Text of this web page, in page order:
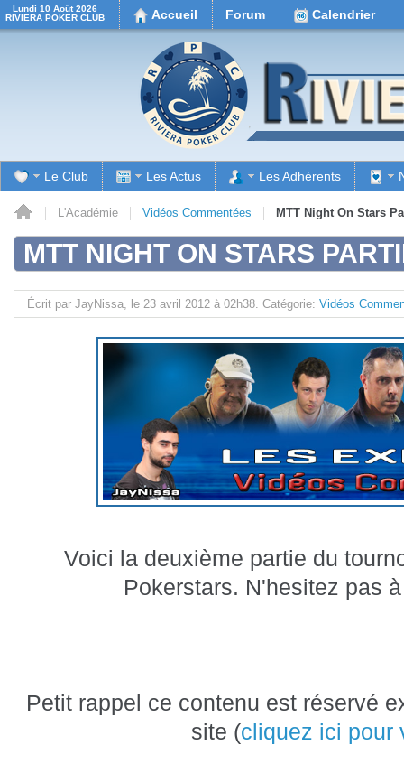
Lundi 10 Août 2026
RIVIERA POKER CLUB
Accueil Forum Calendrier
Le Club Les Actus Les Adhérents
L'Académie Vidéos Commentées MTT Night On Stars
MTT NIGHT ON STARS
Écrit par JayNissa, le 23 avril 2012 à 02h38. Catégorie: Vidéos
Voici la deuxième partie du
Pokerstars. N'hesitez pas
Petit rappel ce contenu est réservé
site (cliquez ici pour